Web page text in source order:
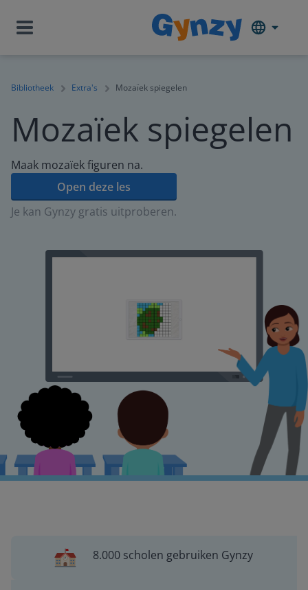
Bibliotheek Extra's Mozaïek spiegelen
Mozaïek spiegelen
Maak mozaïek figuren na.
Open deze les
Je kan Gynzy gratis uitproberen.
8.000 scholen gebruiken Gynzy